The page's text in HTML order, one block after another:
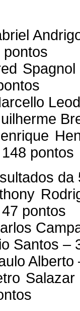
pontos
pontos
da
pontos
Santos –
Alberto